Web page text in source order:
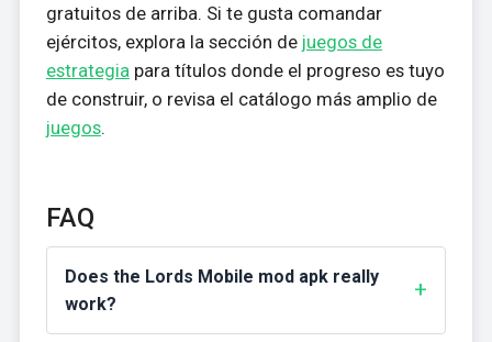
gratuitos de arriba. Si te gusta comandar
ejércitos, explora la sección de juegos de
estrategia para títulos donde el progreso es tuyo
de construir, o revisa el catálogo más amplio de
juegos.
FAQ
Does the Lords Mobile mod apk really
work?